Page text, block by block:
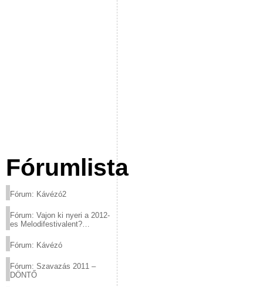
Fórumlista
Fórum: Kávézó2
Fórum: Vajon ki nyeri a 2012-
es Melodifestivalent?
Fórum: Kávézó
Fórum: Szavazás 2011 –
DÖNTŐ